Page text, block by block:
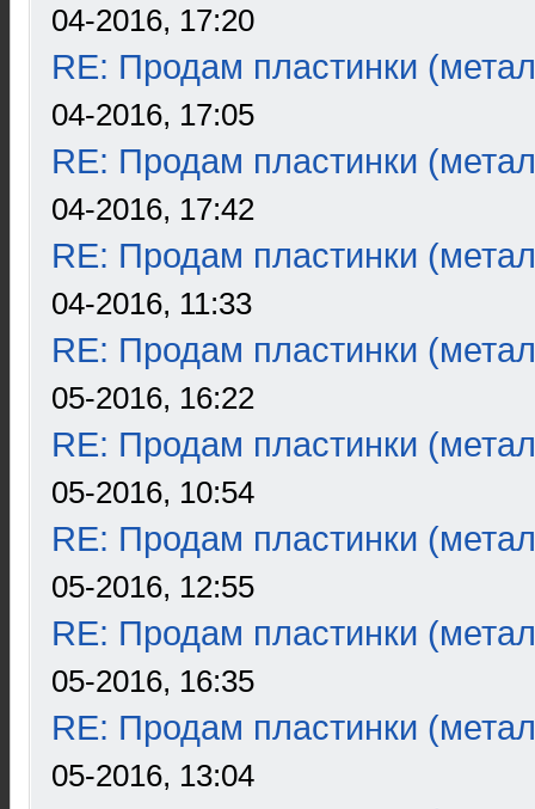
04-2016, 17:20
RE: Продам пластинки
04-2016, 17:05
RE: Продам пластинки
04-2016, 17:42
RE: Продам пластинки
04-2016, 11:33
RE: Продам пластинки
05-2016, 16:22
RE: Продам пластинки
05-2016, 10:54
RE: Продам пластинки
05-2016, 12:55
RE: Продам пластинки
05-2016, 16:35
RE: Продам пластинки
05-2016, 13:04